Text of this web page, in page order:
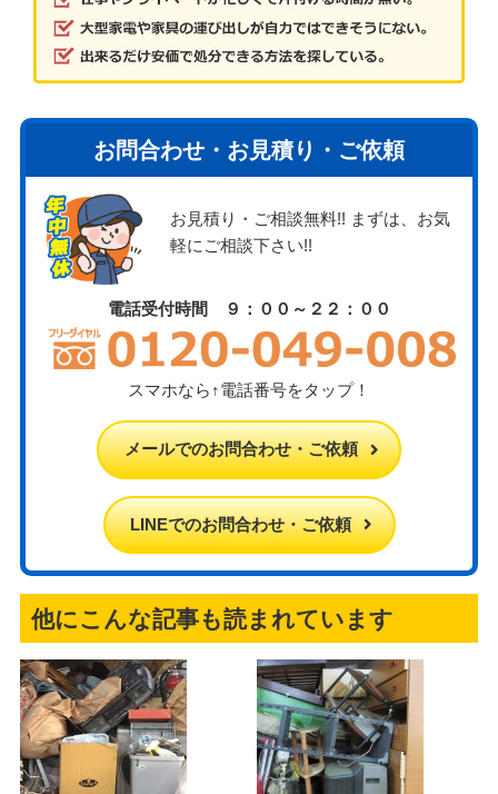
お問合わせ・お見積り・ご依頼
お見積り・ご相談無料!! まずは、お気
軽にご相談下さい!!
電話受付時間 ９：００～２２：００
スマホなら↑電話番号をタップ！
メールでのお問合わせ・ご依頼
LINEでのお問合わせ・ご依頼
他にこんな記事も読まれています